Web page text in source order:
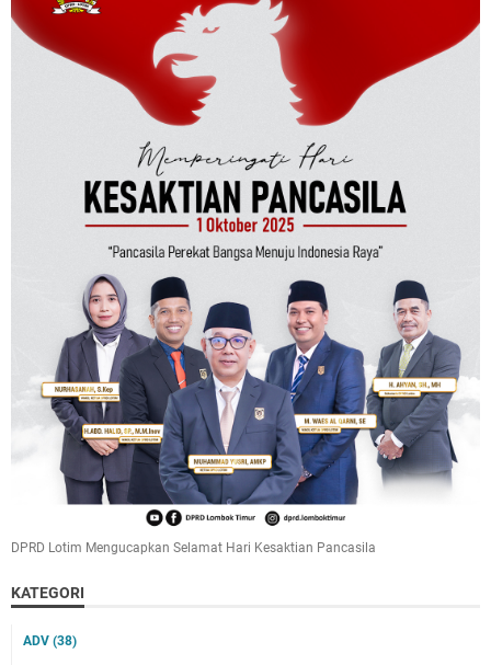
DPRD Lotim Mengucapkan Selamat Hari Kesaktian Pancasila
KATEGORI
ADV (38)